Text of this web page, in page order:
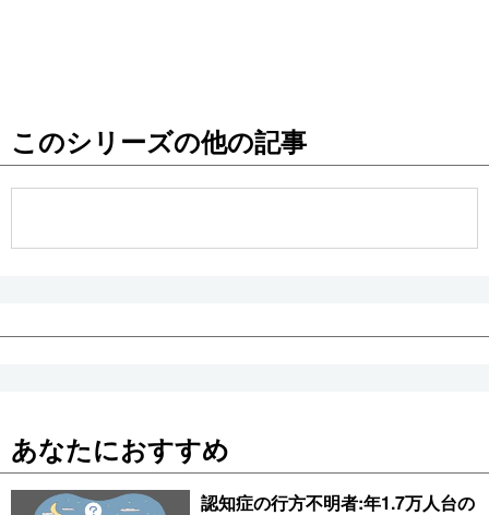
お知らせ
このシリーズの他の記事
あなたにおすすめ
認知症の行方不明者:年1.7万人台の